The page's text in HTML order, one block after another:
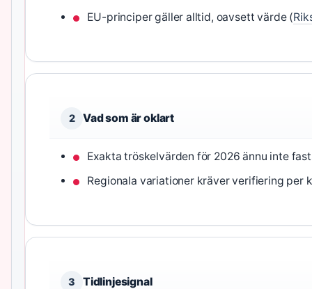
EU-principer gäller alltid, oavsett värde (
2 Vad som är oklart
Exakta tröskelvärden för 2026 ännu inte
Regionala variationer kräver verifiering per
3 Tidlinjesignal